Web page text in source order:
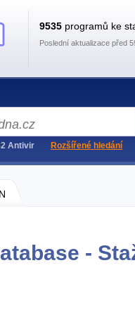
-
9535 programů ke
Poslední aktualizace před
Antivir Rozšířené hledání